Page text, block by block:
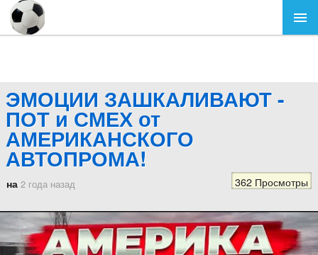
ЭМОЦИИ ЗАШКАЛИВАЮТ -
ПОТ и СМЕХ от
АМЕРИКАНСКОГО
АВТОПРОМА!
на 2 года назад 362 Просмотры